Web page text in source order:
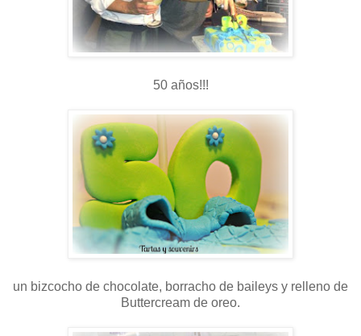
50 años!!!
un bizcocho de chocolate, borracho de baileys y relleno de
Buttercream de oreo.